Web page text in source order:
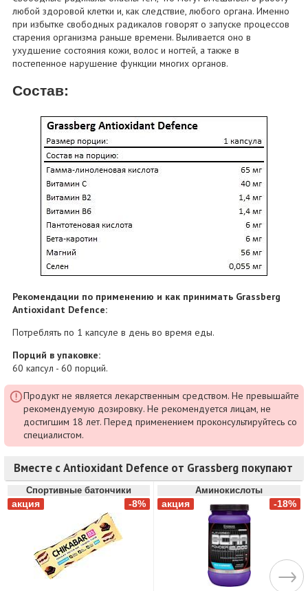
любой здоровой клетки и, как следствие, любого органа. Именно
при избытке свободных радикалов говорят о запуске процессов
старения организма раньше времени. Выливается оно в
ухудшение состояния кожи, волос и ногтей, а также в
постепенное нарушение функции многих органов.
Состав:
Рекомендации по применению и как принимать Grassberg
Antioxidant Defence:
Потреблять по 1 капсуле в день во время еды.
Порций в упаковке:
60 капсул - 60 порций.
Продукт не является лекарственным средством. Не превышайте
рекомендуемую дозировку. Не рекомендуется лицам, не
достигшим 18 лет. Перед применением проконсультируйтесь со
специалистом.
Вместе с Antioxidant Defence от Grassberg покупают
Спортивные батончики Аминокислоты